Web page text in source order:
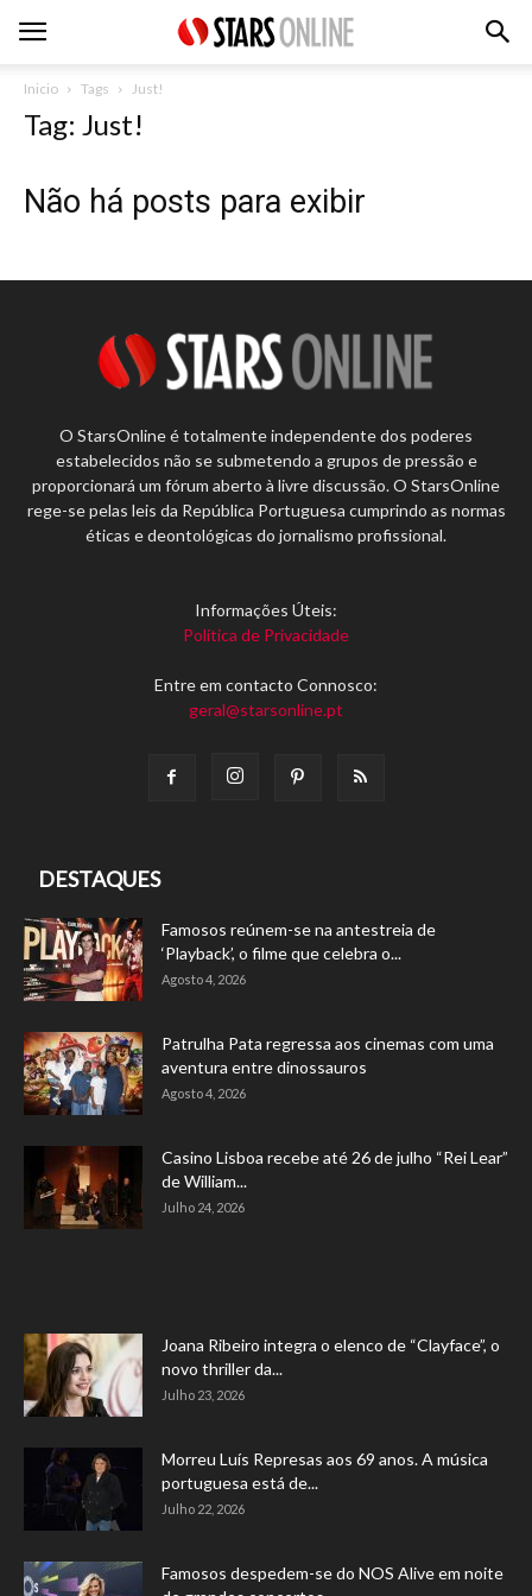
Inicio Tags Just!
Tag: Just!
Não há posts para exibir
O StarsOnline é totalmente independente dos poderes
estabelecidos não se submetendo a grupos de pressão e
proporcionará um fórum aberto à livre discussão. O StarsOnline
rege-se pelas leis da República Portuguesa cumprindo as normas
éticas e deontológicas do jornalismo profissional.
Informações Úteis:
Política de Privacidade
Entre em contacto Connosco:
geral@starsonline.pt
DESTAQUES
Famosos reúnem-se na antestreia de
‘Playback’, o filme que celebra o...
Agosto 4, 2026
Patrulha Pata regressa aos cinemas com uma
aventura entre dinossauros
Agosto 4, 2026
Casino Lisboa recebe até 26 de julho “Rei Lear”
de William...
Julho 24, 2026
Joana Ribeiro integra o elenco de “Clayface”, o
novo thriller da...
Julho 23, 2026
Morreu Luís Represas aos 69 anos. A música
portuguesa está de...
Julho 22, 2026
Famosos despedem-se do NOS Alive em noite